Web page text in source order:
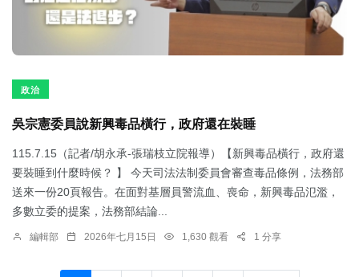
政治
吳宗憲委員說新興毒品橫行，政府還在裝睡
115.7.15（記者/胡永承-張瑞枝立院報導）【新興毒品橫行，政府還
要裝睡到什麼時候？ 】 今天司法法制委員會審查毒品條例，法務部
送來一份20頁報告。在面對基層員警流血、喪命，新興毒品氾濫，
多數立委的提案，法務部結論...
編輯部 2026年七月15日 1,630 觀看 1 分享